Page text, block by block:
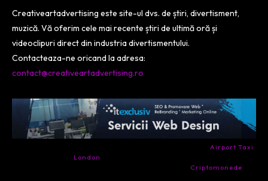
Creativeartadvertising este site-ul dvs. de știri, divertisment,
muzică. Vă oferim cele mai recente știri de ultimă oră și
videoclipuri direct din industria divertismentului.
Contacteaza-ne oricand la adresa:
contact@creativeartadvertising.ro
Airport Taxi
London
Criptomonede